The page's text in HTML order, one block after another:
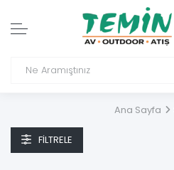
Ana Sayfa
FILTRELE